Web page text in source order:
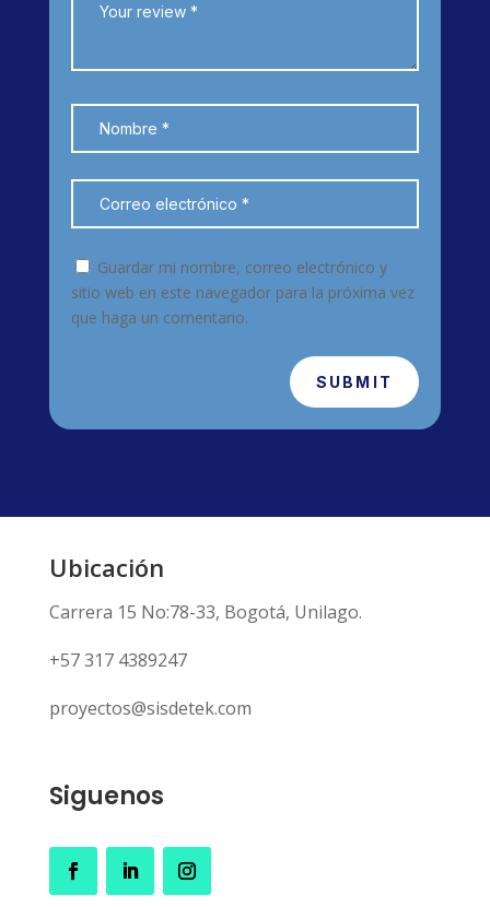
Guardar mi nombre, correo electrónico y
sitio web en este navegador para la próxima vez
que haga un comentario.
SUBMIT
Ubicación
Carrera 15 No:78-33, Bogotá, Unilago.
+57 317 4389247
proyectos@sisdetek.com
Siguenos